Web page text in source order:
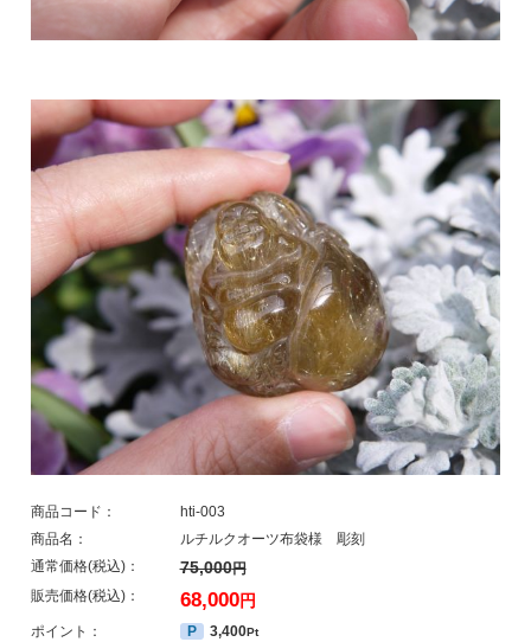
商品コード：
hti-003
商品名：
ルチルクオーツ布袋様 彫刻
通常価格(税込)：
75,000円
販売価格(税込)： 68,000円
ポイント： P 3,400Pt